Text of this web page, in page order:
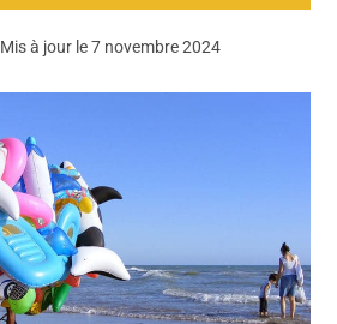
Mis à jour le 7 novembre 2024